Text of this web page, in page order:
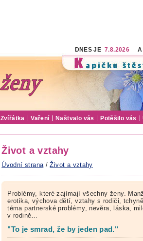
DNES JE 7.8.2026 A
Zvířátka Vaření Naštvalo vás Potěšilo vás
Život a vztahy
Úvodní strana /Život a vztahy
Problémy, které zajímají všechny ženy.
erotika, výchova dětí, vztahy s rodiči,
téma partnerské problémy, nevěra, láska,
v rodině…
"To je smrad, že by jeden pad."